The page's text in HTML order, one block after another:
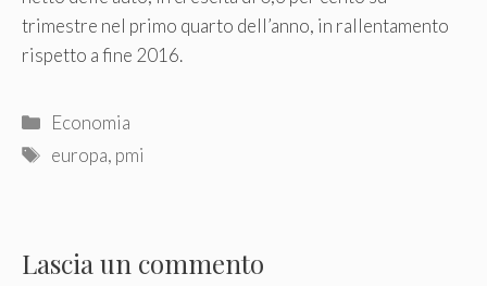
trimestre nel primo quarto dell’anno, in rallentamento
rispetto a fine 2016.
Categorie
Economia
Tag
europa, pmi
Lascia un commento